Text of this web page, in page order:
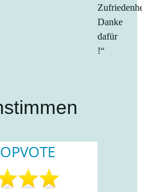
Danke
dafür
!“